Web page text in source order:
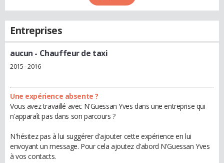
Entreprises
aucun - Chauffeur de taxi
2015 - 2016
Une expérience absente ?
Vous avez travaillé avec N'Guessan Yves dans une entreprise qui
n'apparaît pas dans son parcours ?
N'hésitez pas à lui suggérer d'ajouter cette expérience en lui
envoyant un message. Pour cela ajoutez d'abord N'Guessan Yves
à vos contacts.